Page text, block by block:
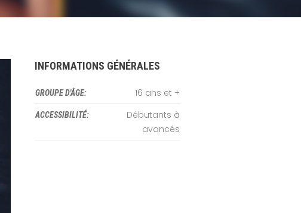
INFORMATIONS GÉNÉRALES
GROUPE D'ÂGE: 16 ans et +
ACCESSIBILITÉ:
Débutants à
avancés